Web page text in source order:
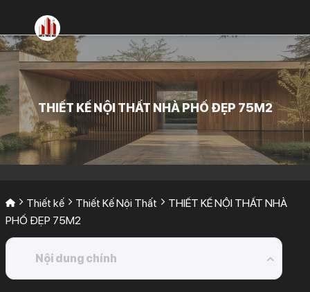
nội
dung
THIẾT KẾ NỘI THẤT NHÀ PHỐ ĐẸP 75M2
Thiết kế Thiết Kế Nội Thất
THIẾT KẾ NỘI THẤT NHÀ
PHỐ ĐẸP 75M2
Nội dung chính